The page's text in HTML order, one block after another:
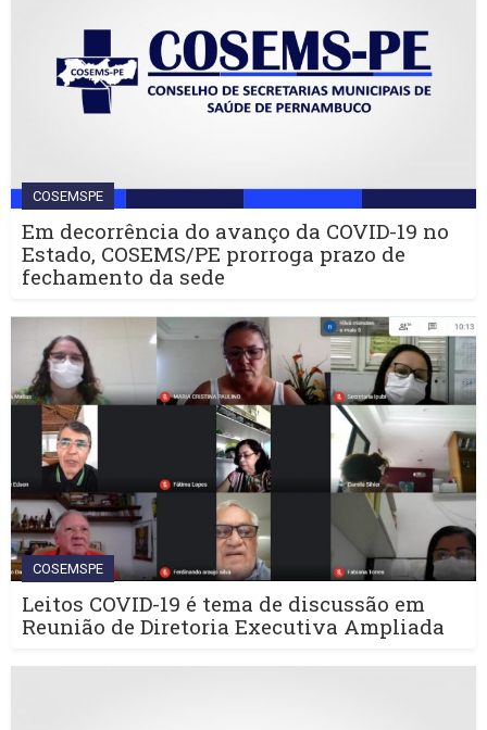
COSEMSPE
Em decorrência do avanço da COVID-19 no
Estado, COSEMS/PE prorroga prazo de
fechamento da sede
COSEMSPE
Leitos COVID-19 é tema de discussão em
Reunião de Diretoria Executiva Ampliada